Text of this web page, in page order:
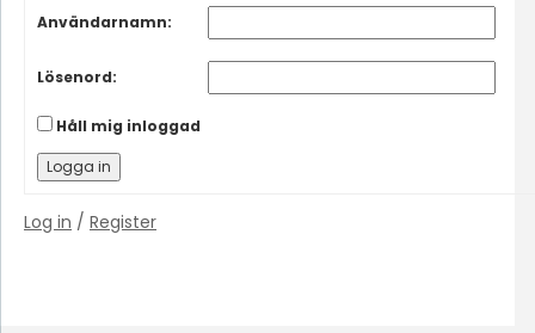
Användarnamn:
Lösenord:
Håll mig inloggad
Logga in
Log in / Register